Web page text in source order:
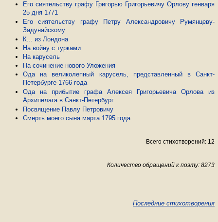
Его сиятельству графу Григорью Григорьевичу Орлову генваря
25 дня 1771
Его сиятельству графу Петру Александровичу Румянцеву-
Задунайскому
К... из Лондона
На войну с турками
На карусель
На сочинение нового Уложения
Ода на великолепный карусель, представленный в Санкт-
Петербурге 1766 года
Ода на прибытие графа Алексея Григорьевича Орлова из
Архипелага в Санкт-Петербург
Посвящение Павлу Петровичу
Смерть моего сына марта 1795 года
Всего стихотворений: 12
Количество обращений к поэту: 8273
Последние стихотворения